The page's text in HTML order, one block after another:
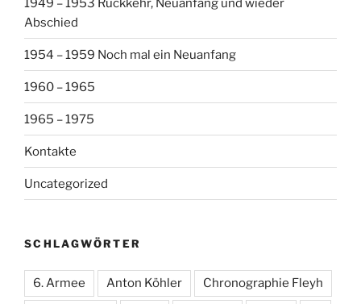
Abschied
1954 – 1959 Noch mal ein Neuanfang
1960 – 1965
1965 – 1975
Kontakte
Uncategorized
SCHLAGWÖRTER
6. Armee Anton Köhler Chronographie Fleyh